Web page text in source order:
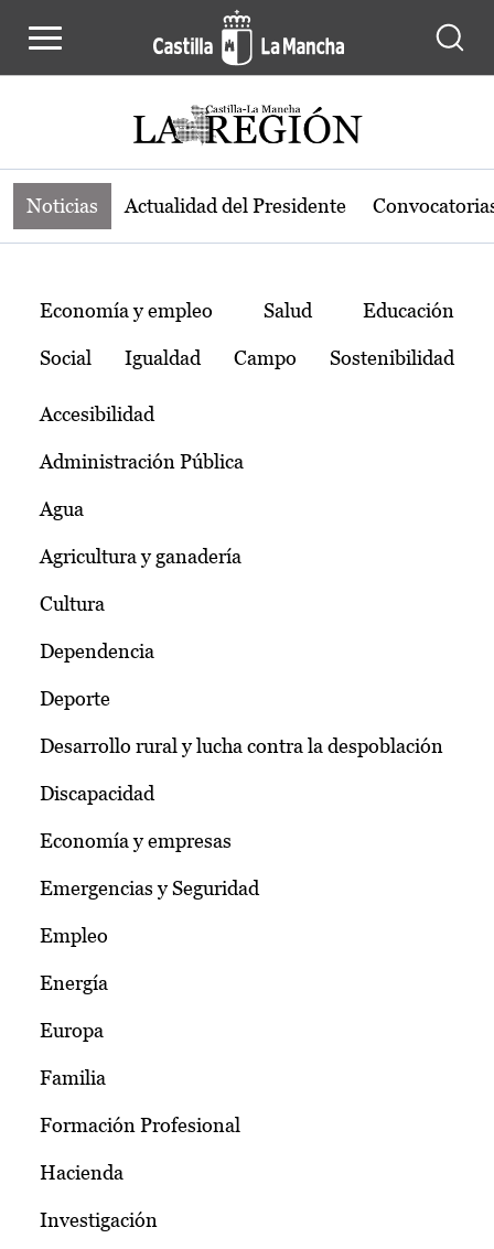
Noticias de la región de Castilla-La
Noticias Actualidad del Presidente
Temas
Economía y empleo Salud Educación
Social Igualdad Campo Sostenibilidad
Accesibilidad
Administración Pública
Agua
Agricultura y ganadería
Cultura
Dependencia
Deporte
Desarrollo rural y lucha contra la despoblación
Discapacidad
Economía y empresas
Emergencias y Seguridad
Empleo
Energía
Europa
Familia
Formación Profesional
Hacienda
Investigación